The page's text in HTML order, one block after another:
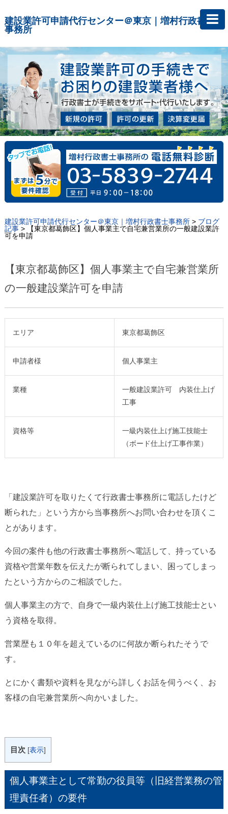
建設業許可申請代行センター＠東京｜増村行政書士
事務所
建設業許可申請代行センター＠東京｜増村行政書士事務所> ブログ
記事>
【東京都葛飾区】個人事業主で自宅兼営業所の一般建設業許
可を申請
【東京都葛飾区】個人事業主で自宅兼営業所
の一般建設業許可を申請
エリア 東京都葛飾区
申請者様 個人事業主
業種
一般建設業許可 内装仕上げ
工事
資格等
一級内装仕上げ施工技能士
（ボード仕上げ工事作業）
「 建設業許可を取りたくて行政書士事務所に電話したけど
断られた」という方から当事務所へお問い合わせを頂くこ
とがあります。
今回の案件も他の行政書士事務所へ電話して、持っている
資格や営業年数を伝えたが断られてしまい、困ってしまっ
たという方からのご相談でした。
個人事業主の方で、自身で一級内装仕上げ施工技能士とい
う資格を取得。
営業歴も１０年を超えているのに何故か断られたそうで
す。
とにかく書類や資料を見ながら詳しくお話を伺うべく、お
客様の自宅兼営業所へ向かいました。
目次 [表示]
個人事業主として常勤の役員等（旧経営業務の管
理責任者）の要件